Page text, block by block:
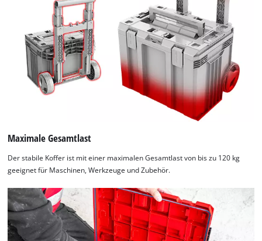
Maximale Gesamtlast
Der stabile Koffer ist mit einer maximalen Gesamtlast von bis zu 120 kg
geeignet für Maschinen, Werkzeuge und Zubehör.